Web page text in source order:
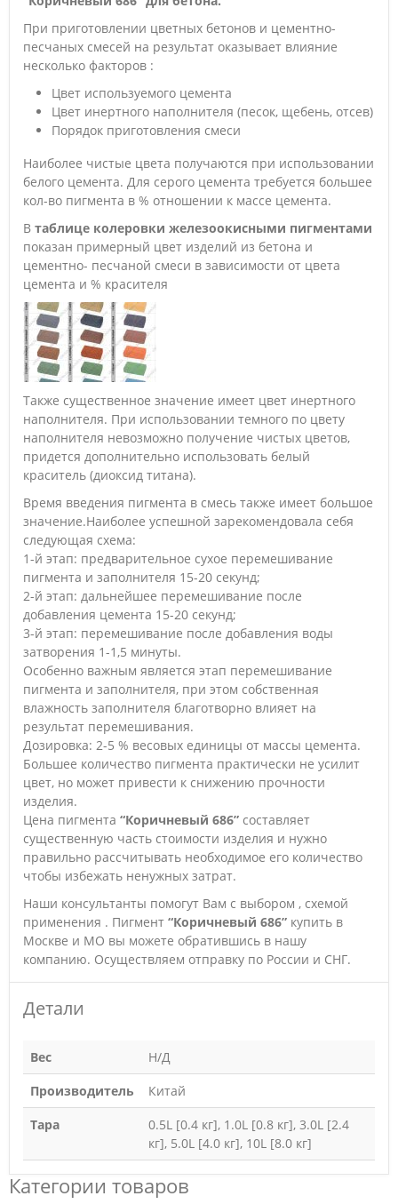
При приготовлении цветных бетонов и цементно-
песчаных смесей на результат оказывает влияние
несколько факторов :
Цвет используемого цемента
Цвет инертного наполнителя (песок, щебень, отсев)
Порядок приготовления смеси
Наиболее чистые цвета получаются при использовании
белого цемента. Для серого цемента требуется большее
кол-во пигмента в % отношении к массе цемента.
В таблице колеровки железоокисными пигментами
показан примерный цвет изделий из бетона и
цементно- песчаной смеси в зависимости от цвета
цемента и % красителя
Также существенное значение имеет цвет инертного
наполнителя. При использовании темного по цвету
наполнителя невозможно получение чистых цветов,
придется дополнительно использовать белый
краситель (диоксид титана).
Время введения пигмента в смесь также имеет большое
значение.Наиболее успешной зарекомендовала себя
следующая схема:
1-й этап: предварительное сухое перемешивание
пигмента и заполнителя 15-20 секунд;
2-й этап: дальнейшее перемешивание после
добавления цемента 15-20 секунд;
3-й этап: перемешивание после добавления воды
затворения 1-1,5 минуты.
Особенно важным является этап перемешивание
пигмента и заполнителя, при этом собственная
влажность заполнителя благотворно влияет на
результат перемешивания.
Дозировка: 2-5 % весовых единицы от массы цемента.
Большее количество пигмента практически не усилит
цвет, но может привести к снижению прочности
изделия.
Цена пигмента “Коричневый 686” составляет
существенную часть стоимости изделия и нужно
правильно рассчитывать необходимое его количество
чтобы избежать ненужных затрат.
Наши консультанты помогут Вам с выбором , схемой
применения . Пигмент “Коричневый 686” купить в
Москве и МО вы можете обратившись в нашу
компанию. Осуществляем отправку по России и СНГ.
Детали
Вес
Н/Д
Производитель
Китай
Тара
0.5L [0.4 кг], 1.0L [0.8 кг], 3.0L [2.4
кг], 5.0L [4.0 кг], 10L [8.0 кг]
Категории товаров